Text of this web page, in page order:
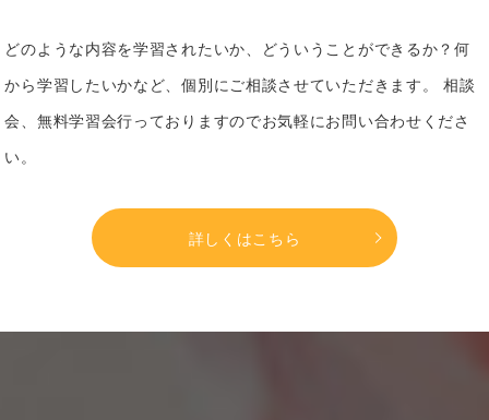
どのような内容を学習されたいか、どういうことができるか？何
から学習したいかなど、個別にご相談させていただきます。 相談
会、無料学習会行っておりますのでお気軽にお問い合わせくださ
い。
詳しくはこちら